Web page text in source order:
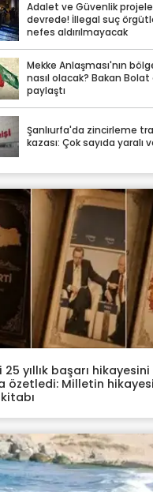
Adalet ve Güvenlik
devrede! İllegal suç
nefes aldırılmayacak
Mekke Anlaşması'nın
nasıl olacak? Bakan Bolat
paylaştı
Şanlıurfa'da zincirleme
kazası: Çok sayıda yaralı
25 yıllık başarı
özetledi: Milletin